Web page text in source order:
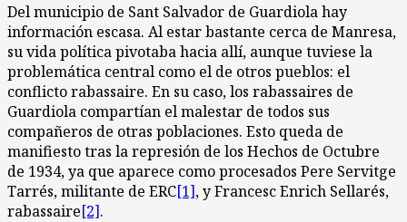
Del municipio de Sant Salvador de Guardiola hay
información escasa. Al estar bastante cerca de Manresa,
su vida política pivotaba hacia allí, aunque tuviese la
problemática central como el de otros pueblos: el
conflicto rabassaire. En su caso, los rabassaires de
Guardiola compartían el malestar de todos sus
compañeros de otras poblaciones. Esto queda de
manifiesto tras la represión de los Hechos de Octubre
de 1934, ya que aparece como procesados Pere Servitge
Tarrés, militante de ERC[1], y Francesc Enrich Sellarés,
rabassaire[2].